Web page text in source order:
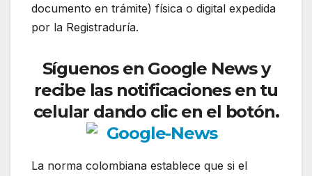
documento en trámite) física o digital expedida
por la Registraduría.
Síguenos en Google News y
recibe las notificaciones en tu
celular dando clic en el botón.
La norma colombiana establece que si el